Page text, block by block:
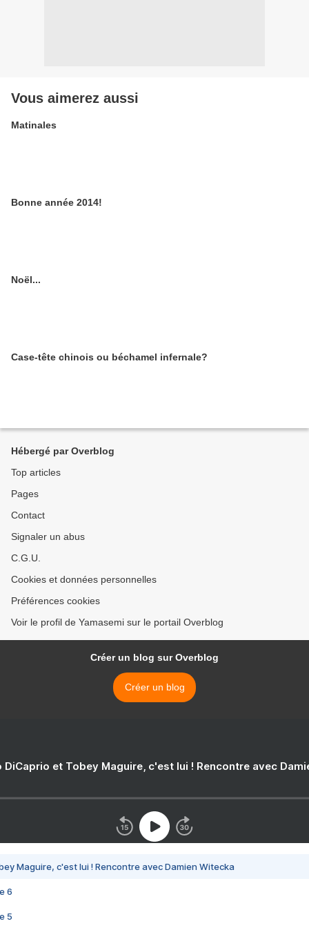
Vous aimerez aussi
Matinales
Bonne année 2014!
Noël...
Case-tête chinois ou béchamel infernale?
Hébergé par Overblog
Top articles
Pages
Contact
Signaler un abus
C.G.U.
Cookies et données personnelles
Préférences cookies
Voir le profil de Yamasemi sur le portail Overblog
Créer un blog sur Overblog
Créer un blog
DiCaprio et Tobey Maguire, c'est lui ! Rencontre avec
Maguire, c'est lui ! Rencontre avec Damien Witecka
6
5